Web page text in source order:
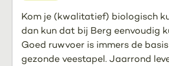
Kom je (kwalitatief) biologisch
dan kun dat bij Berg eenvoudig
Goed ruwvoer is immers de
gezonde veestapel. Jaarrond